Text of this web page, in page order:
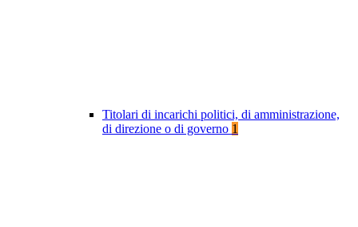
Titolari di incarichi politici, di amministrazione,
di direzione o di governo 1